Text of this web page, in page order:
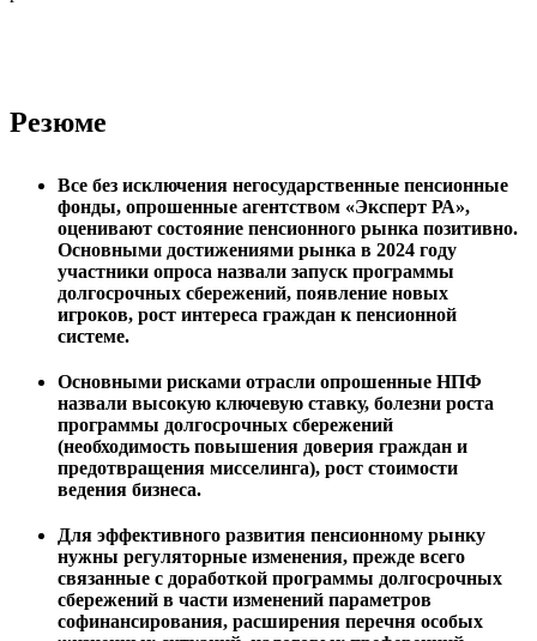
Резюме
Все без исключения негосударственные пенсионные
фонды, опрошенные агентством «Эксперт РА»,
оценивают состояние пенсионного рынка позитивно.
Основными достижениями рынка в 2024 году
участники опроса назвали запуск программы
долгосрочных сбережений, появление новых
игроков, рост интереса граждан к пенсионной
системе.
Основными рисками отрасли опрошенные НПФ
назвали высокую ключевую ставку, болезни роста
программы долгосрочных сбережений
(необходимость повышения доверия граждан и
предотвращения мисселинга), рост стоимости
ведения бизнеса.
Для эффективного развития пенсионному рынку
нужны регуляторные изменения, прежде всего
связанные с доработкой программы долгосрочных
сбережений в части изменений параметров
софинансирования, расширения перечня особых